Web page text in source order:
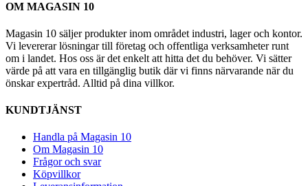
OM MAGASIN 10
Magasin 10 säljer produkter inom området industri, lager och kontor.
Vi levererar lösningar till företag och offentliga verksamheter runt
om i landet. Hos oss är det enkelt att hitta det du behöver. Vi sätter
värde på att vara en tillgänglig butik där vi finns närvarande när du
önskar expertråd. Alltid på dina villkor.
KUNDTJÄNST
Handla på Magasin 10
Om Magasin 10
Frågor och svar
Köpvillkor